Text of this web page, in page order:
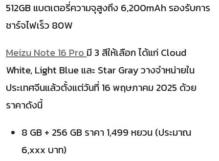
512GB แบตเตอรี่ความจุสูงถึง 6,200mAh รองรับการ
ชาร์จไฟเร็ว 80W
Meizu Note 16 Proมี 3 สีให้เลือก ได้แก่ Cloud
White, Light Blue และ Star Gray วางจำหน่ายใน
ประเทศจีนแล้วตั้งแต่วันที่ 16 พฤษภาคม 2025 ด้วย
ราคาดังนี้
8 GB + 256 GB ราคา 1,499 หยวน (ประมาณ
6,xxx บาท)